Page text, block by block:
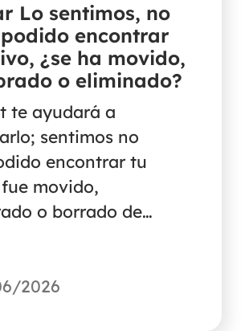
Lo sentimos, no
encontrar
¿se ha movido,
o eliminado?
te ayudará a
sentimos no
encontrar tu
movido,
o borrado de
2026